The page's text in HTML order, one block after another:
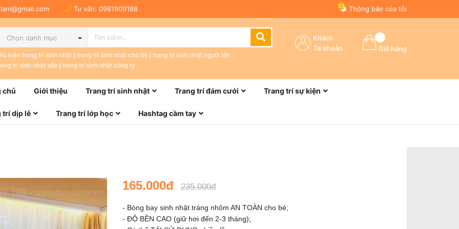
Tư vấn: 0961909188 Thông báo của tôi
53
Chọn danh mục
kiện trang trí sinh nhật trang trí sinh nhật cho bé
trang trí sinh nhật người lớn
trí sinh nhật sếp
trang trí sinh nhật công ty
Giỏ hàng
Khách
Tài khoản
chủ Giới thiệu Trang trí sinh nhật Trang trí đám cưới Trang trí sự kiện
trí dịp lễ Trang trí lớp học Hashtag cầm tay
165.000đ 235.000đ
- Bóng bay sinh nhật tráng nhôm AN TOÀN cho bé;
- ĐỘ BỀN CAO (giữ hơi đến 2-3 tháng);